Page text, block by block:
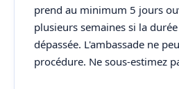
prend au minimum 5 jours
plusieurs semaines si la
dépassée. L'ambassade ne
procédure. Ne sous-estimez